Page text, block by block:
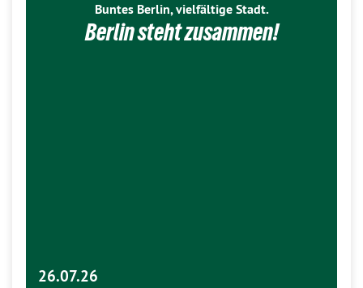
Buntes Berlin, vielfältige Stadt.
Berlin steht zusammen!
26.07.26